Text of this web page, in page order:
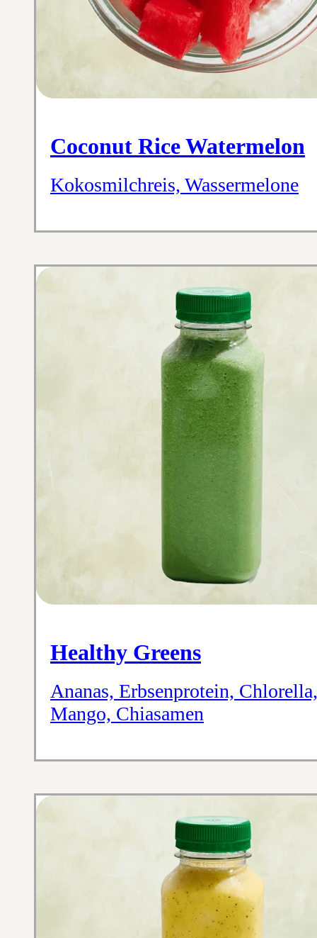
Coconut Rice Watermelon
Kokosmilchreis, Wassermelone
Healthy Greens
Ananas, Erbsen­protein,
Mango, Chiasamen